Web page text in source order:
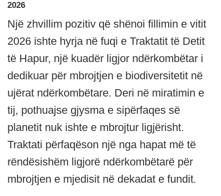
2026
Një zhvillim pozitiv që shënoi fillimin e vitit
2026 ishte hyrja në fuqi e Traktatit të Detit
të Hapur, një kuadër ligjor ndërkombëtar i
dedikuar për mbrojtjen e biodiversitetit në
ujërat ndërkombëtare. Deri në miratimin e
tij, pothuajse gjysma e sipërfaqes së
planetit nuk ishte e mbrojtur ligjërisht.
Traktati përfaqëson një nga hapat më të
rëndësishëm ligjorë ndërkombëtarë për
mbrojtjen e mjedisit në dekadat e fundit.